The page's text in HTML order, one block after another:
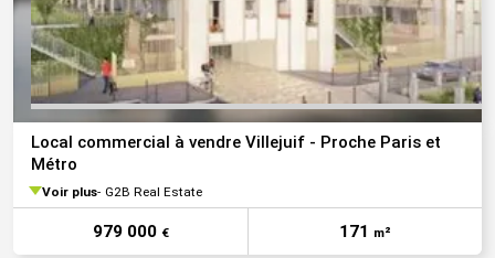
Local commercial à vendre Villejuif - Proche Paris et
Métro
Voir plus G2B Real Estate
979 000 € 171 m²